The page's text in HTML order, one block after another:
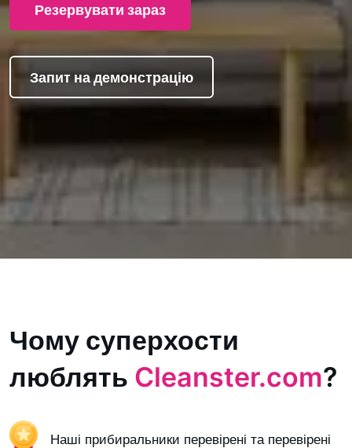
Резервувати зараз
Запит на демонстрацію
Чому суперхости
люблять Cleanster.com?
Наші прибиральники перевірені та перевірені